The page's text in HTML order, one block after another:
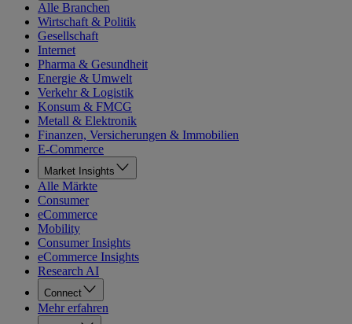
Alle Branchen
Wirtschaft & Politik
Gesellschaft
Internet
Pharma & Gesundheit
Energie & Umwelt
Verkehr & Logistik
Konsum & FMCG
Metall & Elektronik
Finanzen, Versicherungen & Immobilien
E-Commerce
Market Insights
Alle Märkte
Consumer
eCommerce
Mobility
Consumer Insights
eCommerce Insights
Research AI
Connect
Mehr erfahren